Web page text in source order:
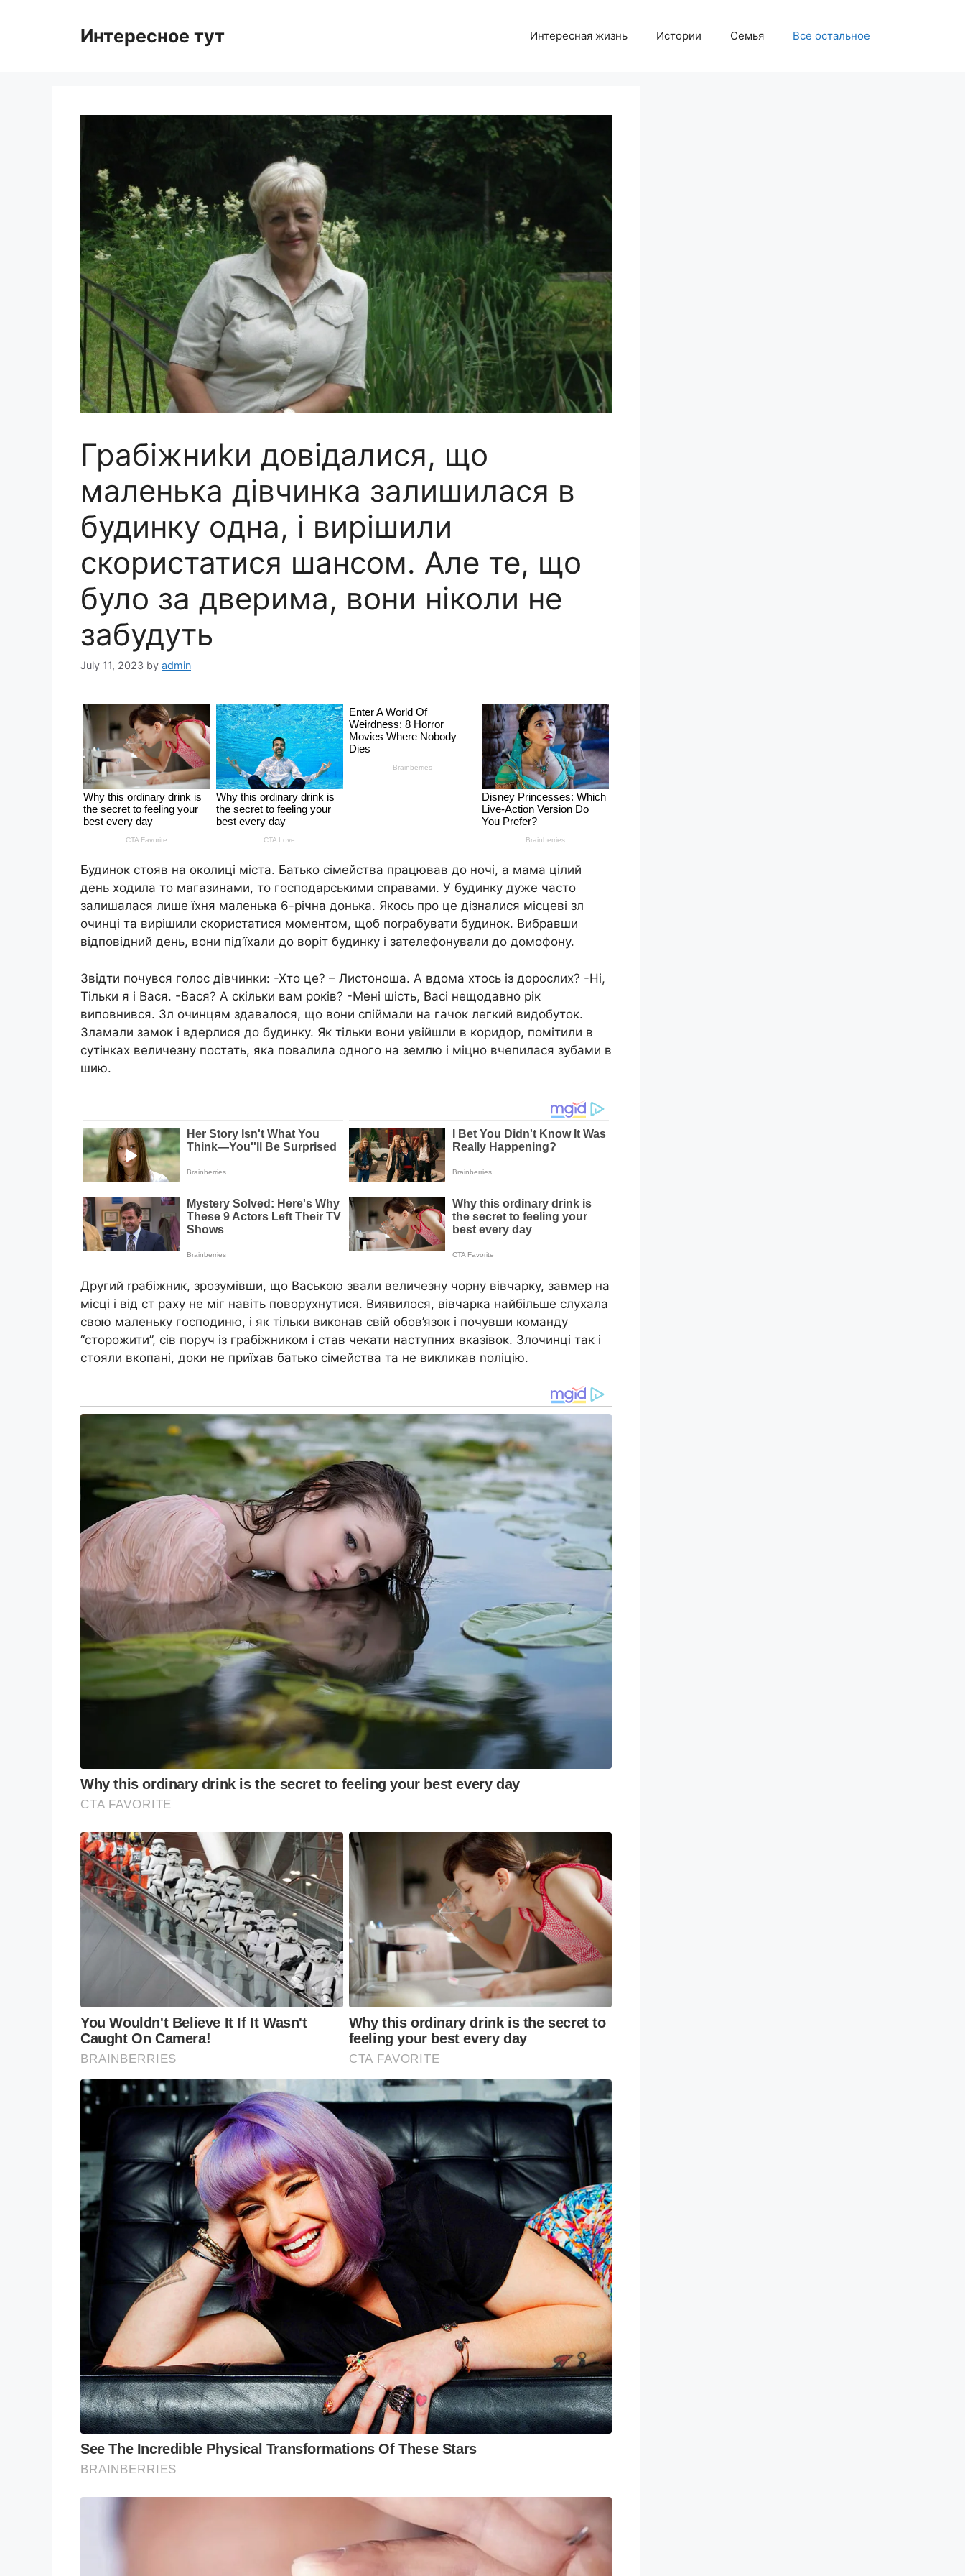
Интересное тут Интересная жизнь Истории Семья Все остальное
Грабіжниkи довідалися, що
маленька дівчинка залишилася в
будинку одна, і вирішили
скористатися шансом. Але те, що
було за дверима, вони ніколи не
забудуть
July 11, 2023 by admin
Будинок стояв на околиці міста. Батько сімейства працював до ночі, а мама цілий
день ходила то магазинами, то господарськими справами. У будинку дуже часто
залишалася лише їхня маленька 6-річна донька. Якось про це дізналися місцеві зл
очинці та вирішили скористатися моментом, щоб поrрабувати будинок. Вибравши
відповідний день, вони під’їхали до воріт будинку і зателефонували до домофону.
Звідти почувся голос дівчинки: -Хто це? – Листоноша. А вдома хтось із дорослих? -Ні,
Тільки я і Вася. -Вася? А скільки вам років? -Мені шість, Васі нещодавно рік
виповнився. Зл очинцям здавалося, що вони спіймали на гачок легкий видобуток.
Зламали замок і вдерлися до будинку. Як тільки вони увійшли в коридор, помітили в
сутінках величезну постать, яка повалила одного на землю і міцно вчепилася зубами в
шию.
Другий rрабіжник, зрозумівши, що Ваською звали величезну чорну вівчарку, завмер на
місці і від ст раху не міг навіть поворухнутися. Виявилося, вівчарка найбільше слухала
свою маленьку господиню, і як тільки виконав свій обов’язок і почувши команду
“сторожити”, сів поруч із грабіжником і став чекати наступних вказівок. Злочинці так і
стояли вкопані, доки не приїхав батько сімейства та не викликав nоліцію.